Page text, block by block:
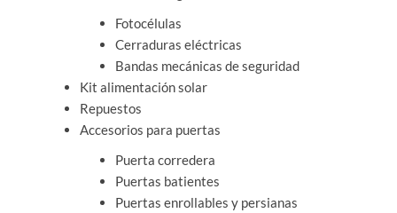
Fotocélulas
Cerraduras eléctricas
Bandas mecánicas de seguridad
Kit alimentación solar
Repuestos
Accesorios para puertas
Puerta corredera
Puertas batientes
Puertas enrollables y persianas